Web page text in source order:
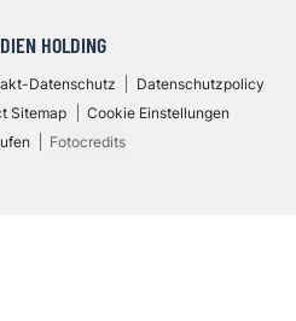
HOLDING
Datenschutz
Datenschutzpolicy
Sitemap
Cookie Einstellungen
Fotocredits